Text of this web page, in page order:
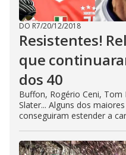
DO R7/20/12/2018
Resistentes!
que
dos 40
Buffon, Rogério Ceni, Tom
Slater... Alguns dos
conseguiram estender a